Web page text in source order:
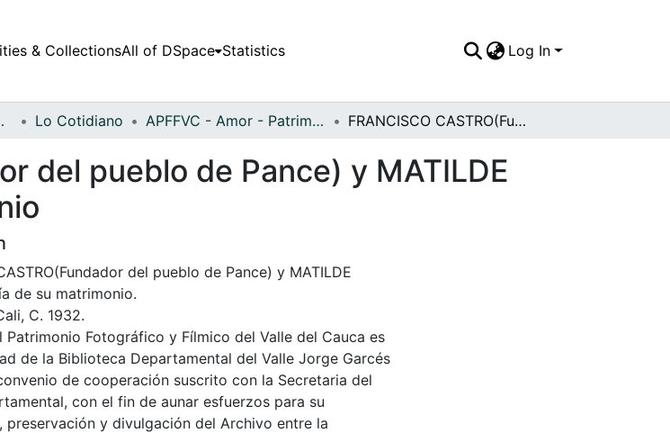
& CollectionsAll of DSpace Statistics Log In
Valle del Cauca Lo Cotidiano APFFVC - Amor - Patrimonial FRANCISCO CASTRO(Fundador del pueblo de Pance) y MATILDE MEDINA, el día de su matrimonio
del pueblo de Pance) y MATILDE
del pueblo de Pance) y MATILDE
de su matrimonio.
C. 1932.
Patrimonio Fotográfico y Fílmico del Valle del Cauca es
de la Biblioteca Departamental del Valle Jorge Garcés
de cooperación suscrito con la Secretaria del
con el fin de aunar esfuerzos para su
preservación y divulgación del Archivo entre la